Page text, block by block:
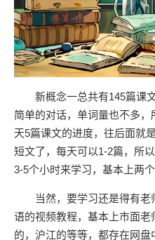
新概念一总共有145篇课
简单的对话，单词量也不多
天5篇课文的进度，往后面就
短文了，每天可以1-2篇，所
3-5个小时来学习，基本上两
当然，要学习还是得有
语的视频教程，基本上市面
的，沪江的等等，都存在网